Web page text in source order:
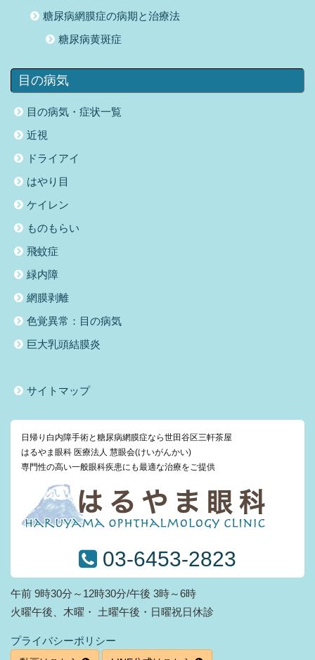
糖尿病網膜症の病期と治療法
糖尿病黄斑症
目の病気
目の病気・症状一覧
近視
ドライアイ
はやり目
ケイレン
ものもらい
飛蚊症
緑内障
網膜剥離
色覚異常：目の病気
巨大乳頭結膜炎
サイトマップ
日帰り白内障手術と糖尿病網膜症なら世田谷区三軒茶屋
はるやま眼科 医療法人 慧眼会(けいがんかい)
専門性の高い一般眼科疾患にも最適な治療をご提供
03-6453-2823
午前 9時30分～12時30分/午後 3時～6時
火曜午後、木曜・ 土曜午後・日曜祝日休診
プライバシーポリシー